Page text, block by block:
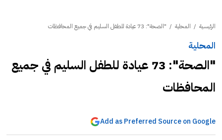
الرئيسية / المحلية / "الصحة": 73 عيادة للطفل السليم في جميع المحافظات
المحلية
"الصحة": 73 عيادة للطفل السليم في جميع
المحافظات
Add as Preferred Source on Google